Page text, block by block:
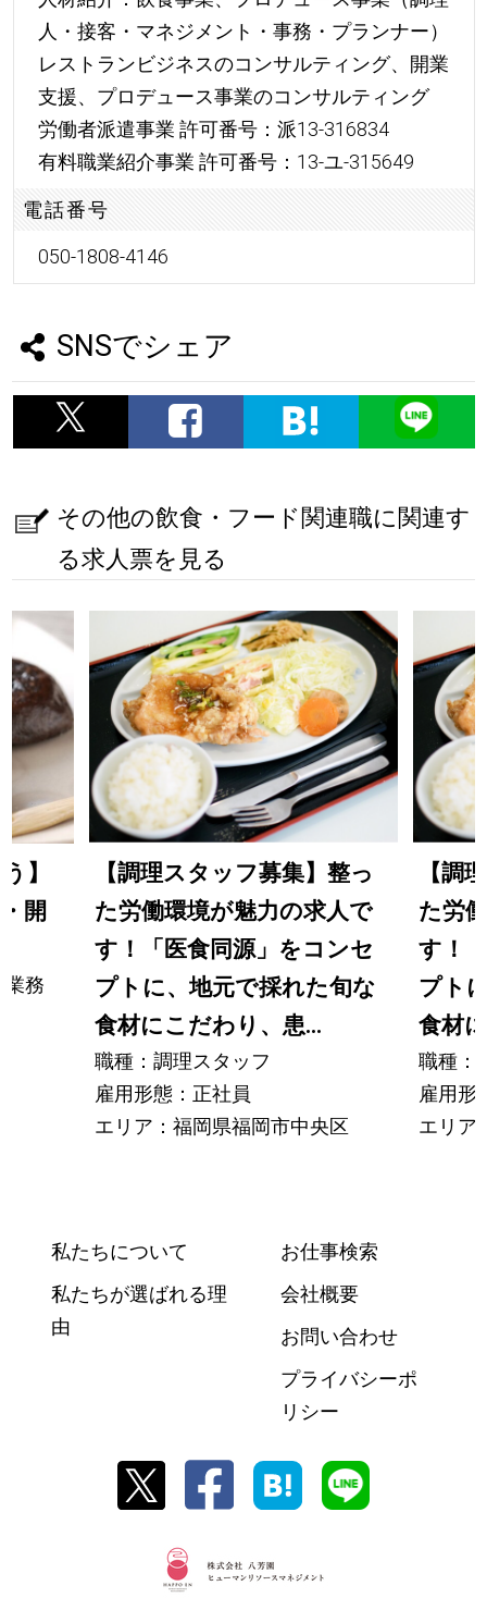
人・接客・マネジメント・事務・プランナー）
レストランビジネスのコンサルティング、開業
支援、プロデュース事業のコンサルティング
労働者派遣事業 許可番号：派13-316834
有料職業紹介事業 許可番号：13-ユ-315649
電話番号
050-1808-4146
SNSでシェア
その他の飲食・フード関連職に関連す
る求人票を見る
】
開
業務
【調理スタッフ募集】整っ
た労働環境が魅力の求人で
す！「医食同源」をコンセ
プトに、地元で採れた旬な
食材にこだわり、患...
職種：調理スタッフ
雇用形態：正社員
エリア：福岡県福岡市中央区
【調
た労
す！
プト
食材
職種：
雇用形
エリア
私たちについて
私たちが選ばれる理
由
お仕事検索
会社概要
お問い合わせ
プライバシーポ
リシー